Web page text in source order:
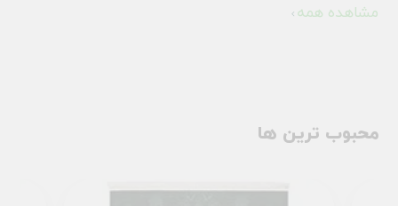
مشاهده همه
محبوب ترین ها